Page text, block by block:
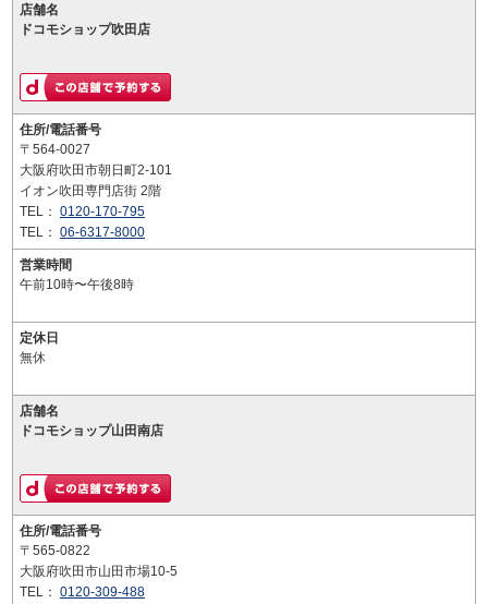
店舗名
ドコモショップ吹田店
住所/電話番号
〒564-0027
大阪府吹田市朝日町2-101
イオン吹田専門店街 2階
TEL： 0120-170-795
TEL： 06-6317-8000
営業時間
午前10時〜午後8時
定休日
無休
店舗名
ドコモショップ山田南店
住所/電話番号
〒565-0822
大阪府吹田市山田市場10-5
TEL： 0120-309-488